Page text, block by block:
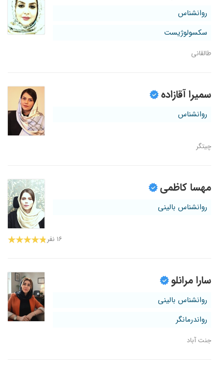
روانشناس
سکسولوژیست
طالقانی
سمیرا آقازاده
روانشناس
چیتگر
مهسا کاظمی
روانشناس بالینی
۱۶ نفر
سارا مرانلو
روانشناس بالینی
رواندرمانگر
جنت آباد